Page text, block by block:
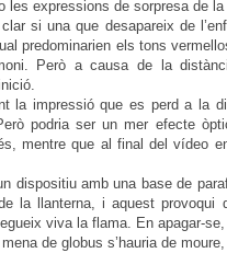
les expressions de sorpresa de
si una que desapareix de
predominarien els tons
Però a causa de la
la impressió que es perd a la
podria ser un mer efecte
mentre que al final del vídeo
dispositiu amb una base de
la llanterna, i aquest provoqui
viva la flama. En apagar-
de globus s’hauria de